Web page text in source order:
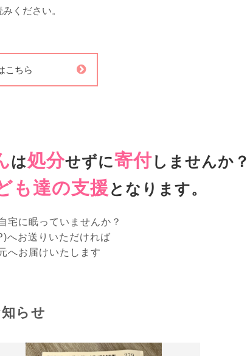
ください。
こちら
は処分せずに寄付しませんか？
も達の支援 となります。
宅に眠っていませんか？
へお送りいただければ
へお届けいたします
らせ